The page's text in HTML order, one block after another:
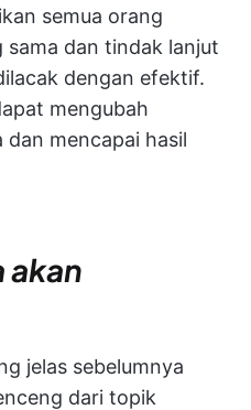
semua orang
sama dan tindak lanjut
dengan efektif.
mengubah
mencapai hasil
akan
jelas sebelumnya
dari topik